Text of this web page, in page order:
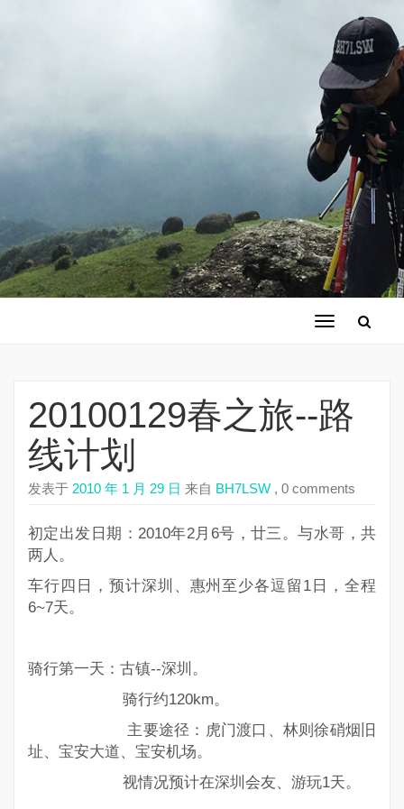
切
20100129春之旅--路
线计划
发表于 2010 年 1 月 29 日 来自 BH7LSW , 0 comments
初定出发日期：2010年2月6号，廿三。与水哥，共
两人。
车行四日，预计深圳、惠州至少各逗留1日，全程
6~7天。
骑行第一天：古镇--深圳。
骑行约120km。
主要途径：虎门渡口、林则徐硝烟旧
址、宝安大道、宝安机场。
视情况预计在深圳会友、游玩1天。